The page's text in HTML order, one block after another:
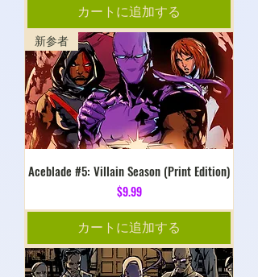
カートに追加する
新参者
Aceblade #5: Villain Season (Print Edition)
価格
$9.99
カートに追加する